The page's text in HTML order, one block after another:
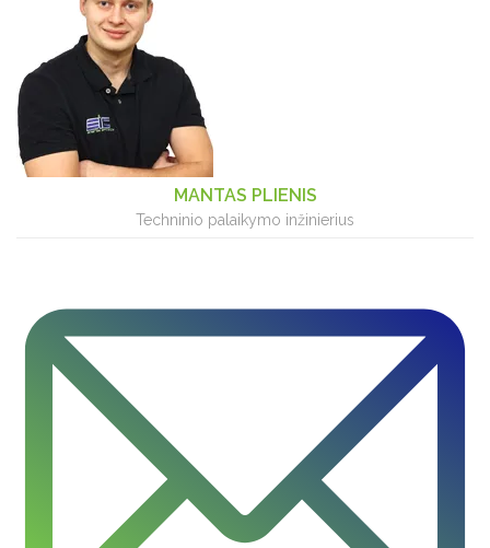
MANTAS PLIENIS
Techninio palaikymo inžinierius